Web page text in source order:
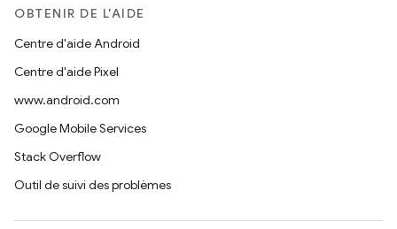
OBTENIR DE L'AIDE
Centre d'aide Android
Centre d'aide Pixel
www.android.com
Google Mobile Services
Stack Overflow
Outil de suivi des problèmes